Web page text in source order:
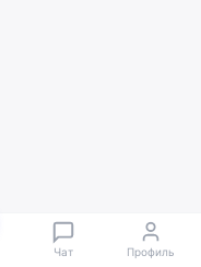
Чат Профиль